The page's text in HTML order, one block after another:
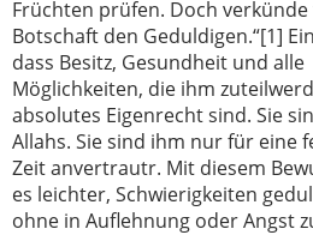
Früchten prüfen. Doch
Botschaft den Geduldigen.“[1]
dass Besitz, Gesundheit und alle
Möglichkeiten, die ihm
absolutes Eigenrecht sind. Sie
Allahs. Sie sind ihm nur für eine
Zeit anvertrautr. Mit diesem
es leichter, Schwierigkeiten
ohne in Auflehnung oder Angst